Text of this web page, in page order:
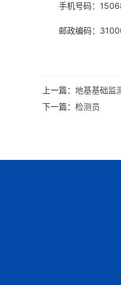
手机号码：
邮政编码：
上一篇： 地基基础监
下一篇： 检测员